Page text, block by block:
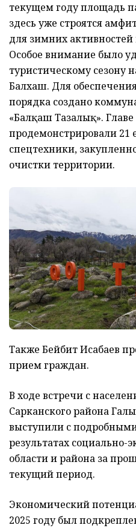
текущем году площадь
здесь уже строятся
для зимних активностей
Особое внимание было
туристическому сезону
Балхаш. Для
порядка создано
«Балқаш Тазалық».
продемонстрировали 21
спецтехники,
очистки территории.
Также Бейбит Исабаев
прием граждан.
В ходе встречи с
Сарканского района
выступили с
результатах социально-
области и района за
текущий период.
Экономический
2025 году был